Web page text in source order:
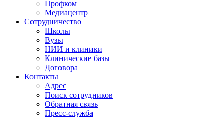
Профком
Медиацентр
Сотрудничество
Школы
Вузы
НИИ и клиники
Клинические базы
Договора
Контакты
Адрес
Поиск сотрудников
Обратная связь
Пресс-служба